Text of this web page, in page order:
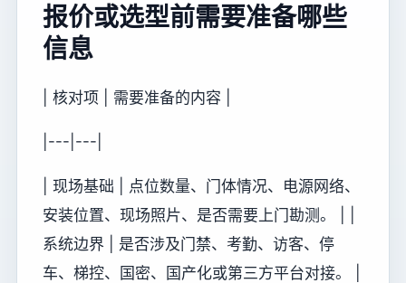
报价或选型前需要准备哪些
信息
| 核对项 | 需要准备的内容 |
|---|---|
| 现场基础 | 点位数量、门体情况、电源网络、
安装位置、现场照片、是否需要上门勘测。 | |
系统边界 | 是否涉及门禁、考勤、访客、停
车、梯控、国密、国产化或第三方平台对接。 |